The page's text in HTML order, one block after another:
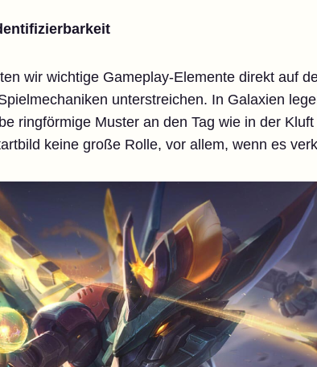
wir wichtige Gameplay-Elemente direkt auf
unterstreichen. In Galaxien
ringförmige Muster an den Tag wie in der
keine große Rolle, vor allem, wenn es